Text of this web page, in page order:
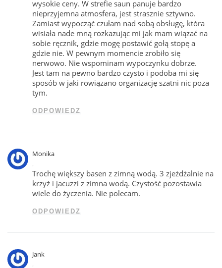
wysokie ceny. W strefie saun panuje bardzo
nieprzyjemna atmosfera, jest strasznie sztywno.
Zamiast wypocząć czułam nad sobą obsługę, która
wisiała nade mną rozkazując mi jak mam wiązać na
sobie ręcznik, gdzie mogę postawić gołą stopę a
gdzie nie. W pewnym momencie zrobiło się
nerwowo. Nie wspominam wypoczynku dobrze.
Jest tam na pewno bardzo czysto i podoba mi się
sposób w jaki rowiązano organizację szatni nic poza
tym.
ODPOWIEDZ
Monika
Trochę większy basen z zimną wodą. 3 zjeżdżalnie na
krzyż i jacuzzi z zimna wodą. Czystość pozostawia
wiele do życzenia. Nie polecam.
ODPOWIEDZ
Jank